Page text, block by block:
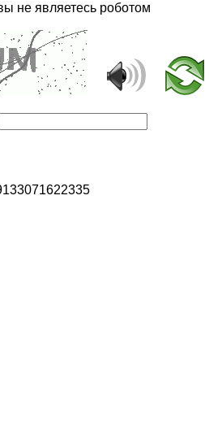
не являетесь роботом